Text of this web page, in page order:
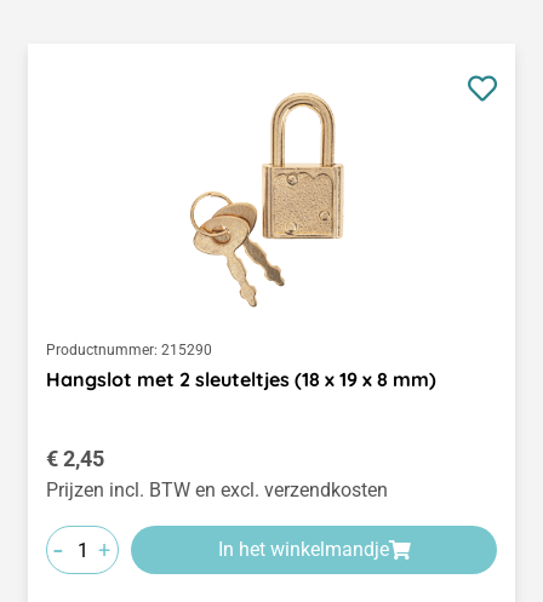
Productnummer: 215290
Hangslot met 2 sleuteltjes (18 x 19 x 8 mm)
Normale prijs:
€ 2,45
Prijzen incl. BTW en excl. verzendkosten
- + In het winkelmandje